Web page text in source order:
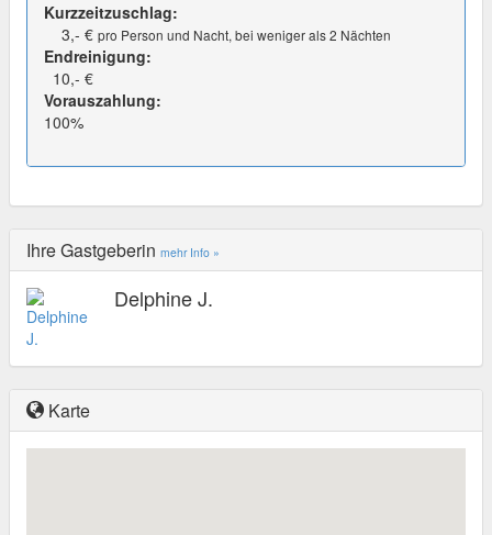
Kurzzeitzuschlag:
3,- € pro Person und Nacht, bei weniger als 2 Nächten
Endreinigung:
10,- €
Vorauszahlung:
100%
Ihre Gastgeberin mehr Info »
Delphine J.
Karte